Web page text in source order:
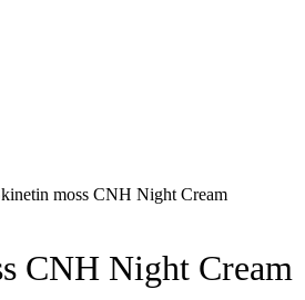
moss CNH Night Cream
CNH Night Cream